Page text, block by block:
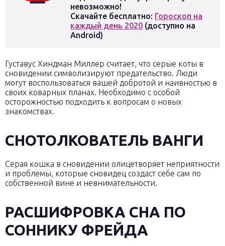
невозможно!
Скачайте бесплатно: Гороскоп на
каждый день 2020 (доступно на
Android)
Густавус Хиндман Миллер считает, что серые коты в
сновидении символизируют предательство. Люди
могут воспользоваться вашей добротой и наивностью в
своих коварных планах. Необходимо с особой
осторожностью подходить к вопросам о новых
знакомствах.
СНОТОЛКОВАТЕЛЬ ВАНГИ
Серая кошка в сновидении олицетворяет неприятности
и проблемы, которые сновидец создаст себе сам по
собственной вине и невнимательности.
РАСШИФРОВКА СНА ПО
СОННИКУ ФРЕЙДА